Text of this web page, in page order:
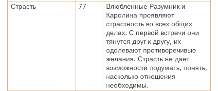
Страсть
77
Влюбленные Разумник и
Каролина проявляют
страстность во всех общих
делах. С первой встречи они
тянутся друг к другу, их
одолевают противоречивые
желания. Страсть не дает
возможности подумать, понять,
насколько отношения
необходимы.